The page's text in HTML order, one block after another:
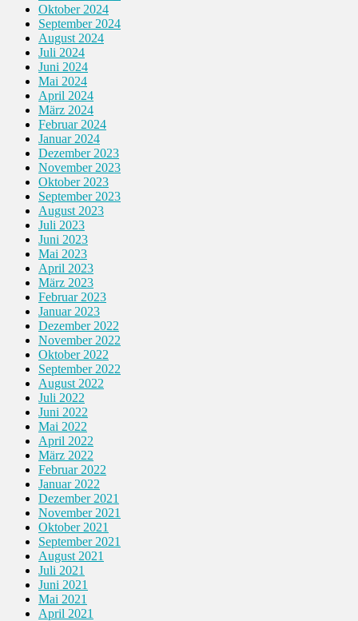
Oktober 2024
September 2024
August 2024
Juli 2024
Juni 2024
Mai 2024
April 2024
März 2024
Februar 2024
Januar 2024
Dezember 2023
November 2023
Oktober 2023
September 2023
August 2023
Juli 2023
Juni 2023
Mai 2023
April 2023
März 2023
Februar 2023
Januar 2023
Dezember 2022
November 2022
Oktober 2022
September 2022
August 2022
Juli 2022
Juni 2022
Mai 2022
April 2022
März 2022
Februar 2022
Januar 2022
Dezember 2021
November 2021
Oktober 2021
September 2021
August 2021
Juli 2021
Juni 2021
Mai 2021
April 2021